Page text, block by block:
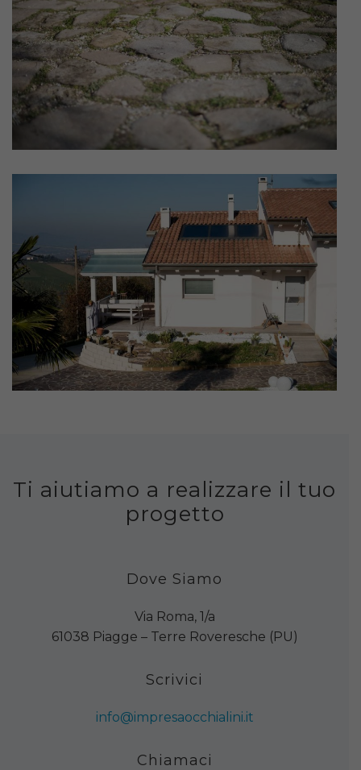
Ti aiutiamo a realizzare il tuo
progetto
Dove Siamo
Via Roma, 1/a
61038 Piagge – Terre Roveresche (PU)
Scrivici
info@impresaocchialini.it
Chiamaci